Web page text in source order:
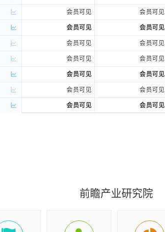
会员可见 会员可见
会员可见 会员可见
会员可见 会员可见
会员可见 会员可见
会员可见 会员可见
会员可见 会员可见
会员可见 会员可见
会员可见 会员可见
- 会员可见
前瞻产业研究院